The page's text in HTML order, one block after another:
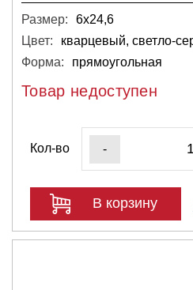
Размер:
6х24,6
Цвет:
Форма:
прямоугольная
Товар недоступен
Кол-во -
В корзину